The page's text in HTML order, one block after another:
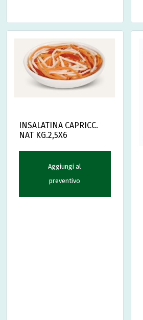
INSALATINA CAPRICC.
NAT KG.2,5X6
Aggiungi al
preventivo